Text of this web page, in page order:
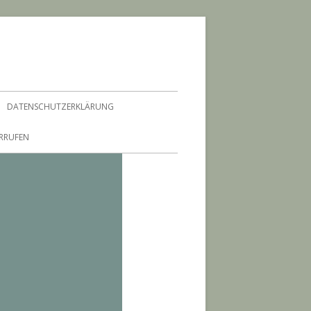
DATENSCHUTZERKLÄRUNG